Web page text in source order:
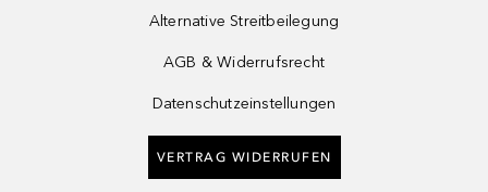
Alternative Streitbeilegung
AGB & Widerrufsrecht
Datenschutzeinstellungen
VERTRAG WIDERRUFEN